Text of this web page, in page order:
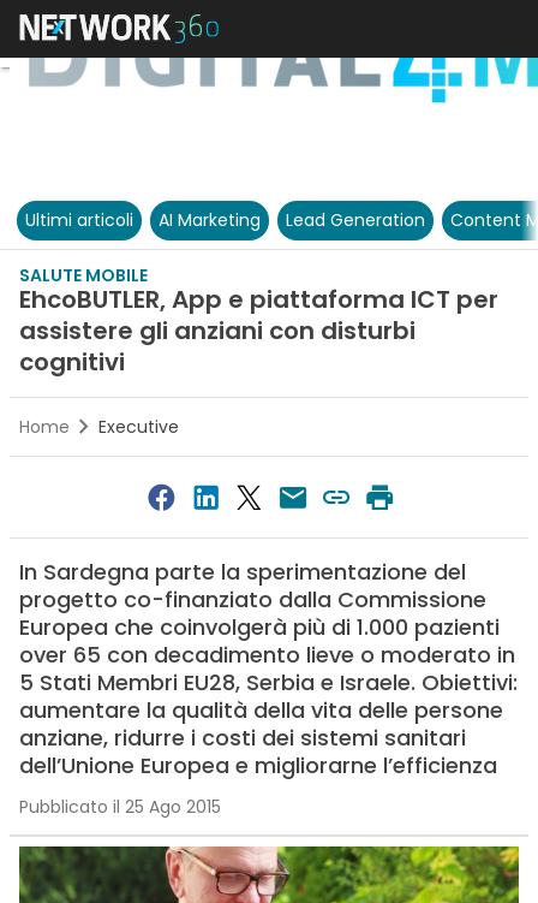
Ultimi articoli AI Marketing Lead Generation Content
SALUTE MOBILE
EhcoBUTLER, App e piattaforma ICT per
assistere gli anziani con disturbi
cognitivi
Home Executive
In Sardegna parte la sperimentazione del
progetto co-finanziato dalla Commissione
Europea che coinvolgerà più di 1.000 pazienti
over 65 con decadimento lieve o moderato in
5 Stati Membri EU28, Serbia e Israele. Obiettivi:
aumentare la qualità della vita delle persone
anziane, ridurre i costi dei sistemi sanitari
dell’Unione Europea e migliorarne l’efficienza
Pubblicato il 25 Ago 2015